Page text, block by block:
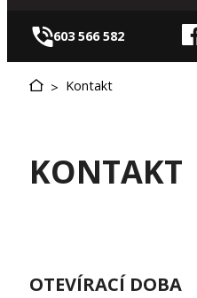
603 566 582
> Kontakt
KONTAKT
OTEVÍRACÍ DOBA